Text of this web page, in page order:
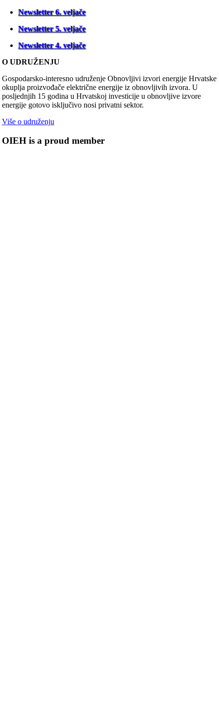
Newsletter 6. veljače
Newsletter 5. veljače
Newsletter 4. veljače
O UDRUŽENJU
Gospodarsko-interesno udruženje Obnovljivi izvori energije Hrvatske
okuplja proizvođače električne energije iz obnovljivih izvora. U
posljednjih 15 godina u Hrvatskoj investicije u obnovljive izvore
energije gotovo isključivo nosi privatni sektor.
Više o udruženju
OIEH is a proud member